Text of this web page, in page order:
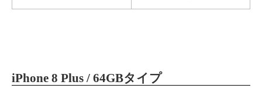
iPhone 8 Plus / 64GBタイプ